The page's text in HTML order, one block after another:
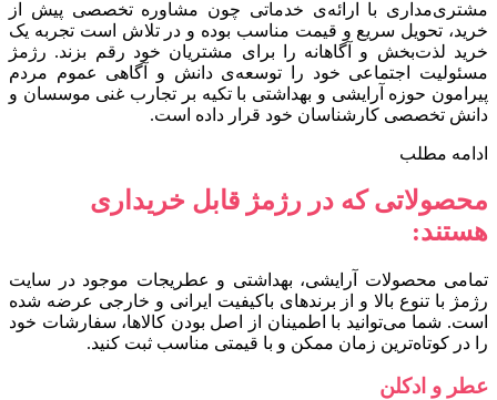
مشتری‌مداری با ارائه‌ی خدماتی چون مشاوره تخصصی پیش از
خرید، تحویل سریع و قیمت مناسب بوده و در تلاش است تجربه یک
خرید لذت‌بخش و آگاهانه را برای مشتریان خود رقم بزند. رژمژ
مسئولیت اجتماعی خود را توسعه‌ی دانش و آگاهی عموم مردم
پیرامون حوزه آرایشی و بهداشتی با تکیه بر تجارب غنی موسسان و
دانش تخصصی کارشناسان خود قرار داده است.
ادامه مطلب
محصولاتی که در رژمژ قابل خریداری
هستند:
تمامی محصولات آرایشی، بهداشتی و عطریجات موجود در سایت
رژمژ با تنوع بالا و از برندهای باکیفیت ایرانی و خارجی عرضه شده
است. شما می‌توانید با اطمینان از اصل بودن کالاها، سفارشات خود
را در کوتاه‌ترین زمان ممکن و با قیمتی مناسب ثبت کنید.
عطر و ادکلن